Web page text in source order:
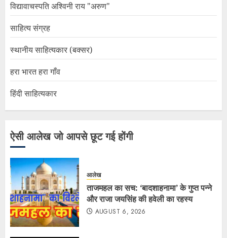
विद्यावाचस्पति अश्विनी राय "अरुण"
साहित्य संग्रह
स्थानीय साहित्यकार (बक्सर)
हरा भारत हरा गाँव
हिंदी साहित्यकार
ऐसी आलेख जो आपसे छूट गई होंगी
आलेख
ताजमहल का सच: ‘बादशाहनामा’ के गुप्त पन्ने
और राजा जयसिंह की हवेली का रहस्य
AUGUST 6, 2026